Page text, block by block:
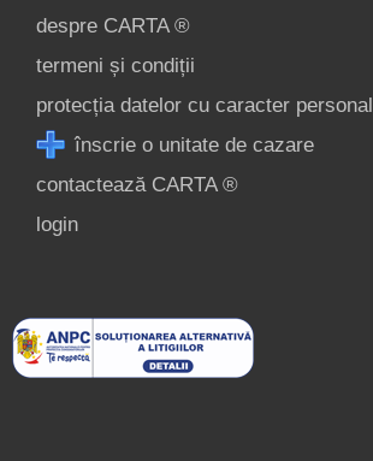
despre CARTA ®
termeni și condiții
protecția datelor cu caracter personal
înscrie o unitate de cazare
contactează CARTA ®
login